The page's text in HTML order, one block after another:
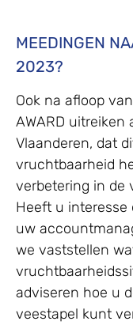
MEEDINGEN
2023?
Ook na afloop
AWARD uitreiken
Vlaanderen, dat
vruchtbaarheid
verbetering in de
Heeft u
uw
we vaststellen
adviseren hoe u
veestapel kunt